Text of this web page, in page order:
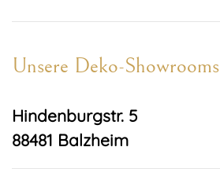
Unsere Deko-Showrooms
Hindenburgstr. 5
88481 Balzheim